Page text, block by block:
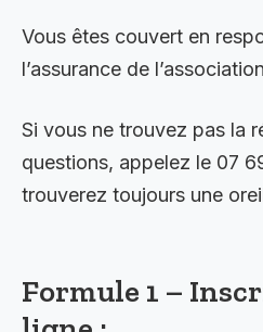
Vous êtes couvert en
l’assurance de
Si vous ne trouvez pas la
questions, appelez le 07
trouverez toujours une
Formule 1 –